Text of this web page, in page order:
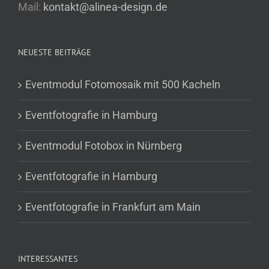
Mail: kontakt@alinea-design.de
NEUESTE BEITRÄGE
Eventmodul Fotomosaik mit 500 Kacheln
Eventfotografie in Hamburg
Eventmodul Fotobox in Nürnberg
Eventfotografie in Hamburg
Eventfotografie in Frankfurt am Main
INTERESSANTES